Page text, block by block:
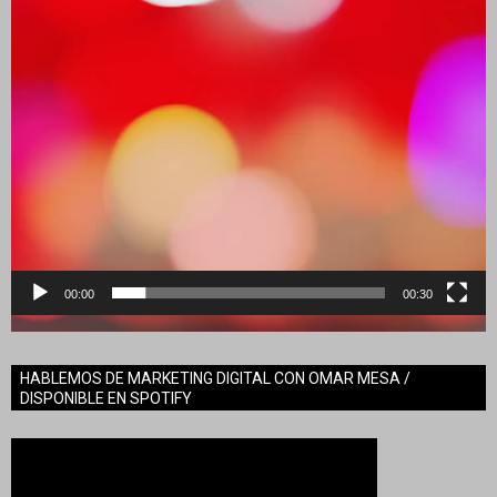
00:00 00:30
HABLEMOS DE MARKETING DIGITAL CON OMAR MESA /
DISPONIBLE EN SPOTIFY